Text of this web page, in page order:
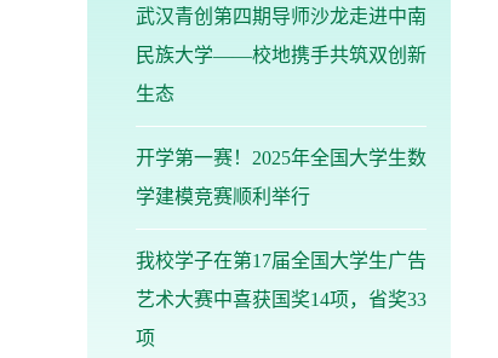
武汉青创第四期导师沙龙走进中南
民族大学——校地携手共筑双创新
生态
开学第一赛！2025年全国大学生数
学建模竞赛顺利举行
我校学子在第17届全国大学生广告
艺术大赛中喜获国奖14项，省奖33
项